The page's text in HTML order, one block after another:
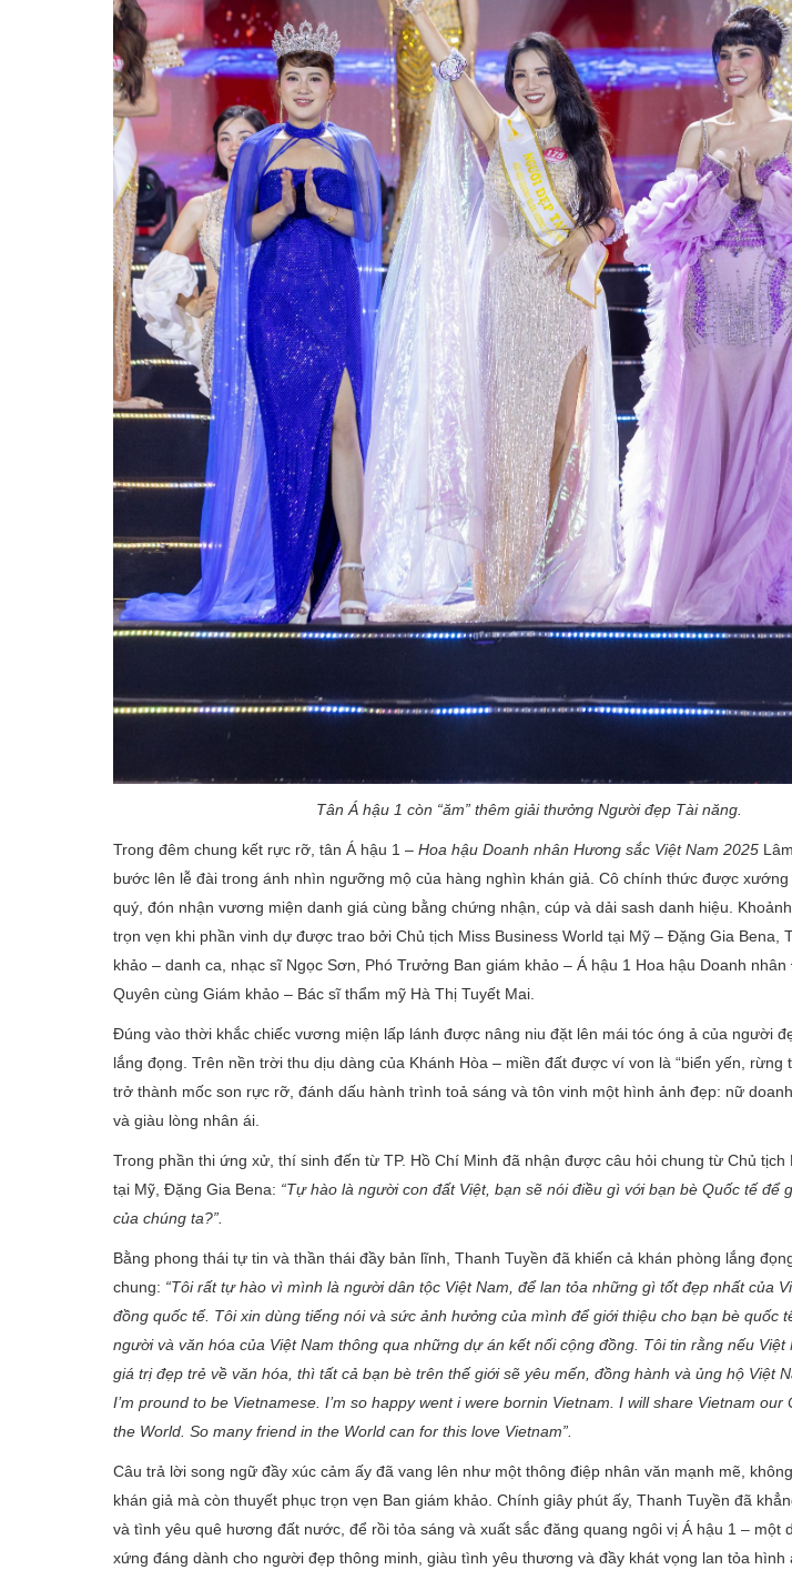
Tân Á hậu 1 còn “ăm” thêm giải thưởng Người đẹp Tài năng.
Trong đêm chung kết rực rỡ, tân Á hậu 1 – Hoa hậu Doanh nhân Hương sắc Việt Nam 2025
bước lên lễ đài trong ánh nhìn ngưỡng mộ của hàng nghìn khán giả. Cô chính thức được
quý, đón nhận vương miện danh giá cùng bằng chứng nhận, cúp và dải sash danh hiệu.
trọn vẹn khi phần vinh dự được trao bởi Chủ tịch Miss Business World tại Mỹ – Đặng Gia Bena,
khảo – danh ca, nhạc sĩ Ngọc Sơn, Phó Trưởng Ban giám khảo – Á hậu 1 Hoa hậu Doanh
Quyên cùng Giám khảo – Bác sĩ thẩm mỹ Hà Thị Tuyết Mai.
Đúng vào thời khắc chiếc vương miện lấp lánh được nâng niu đặt lên mái tóc óng ả của người
lắng đọng. Trên nền trời thu dịu dàng của Khánh Hòa – miền đất được ví von là “biển yến, rừng
trở thành mốc son rực rỡ, đánh dấu hành trình toả sáng và tôn vinh một hình ảnh đẹp: nữ
và giàu lòng nhân ái.
Trong phần thi ứng xử, thí sinh đến từ TP. Hồ Chí Minh đã nhận được câu hỏi chung từ Chủ tịch
tại Mỹ, Đặng Gia Bena: “Tự hào là người con đất Việt, bạn sẽ nói điều gì với bạn bè Quốc tế để
của chúng ta?”.
Bằng phong thái tự tin và thần thái đầy bản lĩnh, Thanh Tuyền đã khiến cả khán phòng lắng
chung: “Tôi rất tự hào vì mình là người dân tộc Việt Nam, để lan tỏa những gì tốt đẹp nhất của
đồng quốc tế. Tôi xin dùng tiếng nói và sức ảnh hưởng của mình để giới thiệu cho bạn bè quốc
người và văn hóa của Việt Nam thông qua những dự án kết nối cộng đồng. Tôi tin rằng nếu Việt
giá trị đẹp trẻ về văn hóa, thì tất cả bạn bè trên thế giới sẽ yêu mến, đồng hành và ủng hộ Việt
I’m pround to be Vietnamese. I’m so happy went i were bornin Vietnam. I will share Vietnam our
the World. So many friend in the World can for this love Vietnam”.
Câu trả lời song ngữ đầy xúc cảm ấy đã vang lên như một thông điệp nhân văn mạnh mẽ,
khán giả mà còn thuyết phục trọn vẹn Ban giám khảo. Chính giây phút ấy, Thanh Tuyền đã
và tình yêu quê hương đất nước, để rồi tỏa sáng và xuất sắc đăng quang ngôi vị Á hậu 1 – một
xứng đáng dành cho người đẹp thông minh, giàu tình yêu thương và đầy khát vọng lan tỏa hình